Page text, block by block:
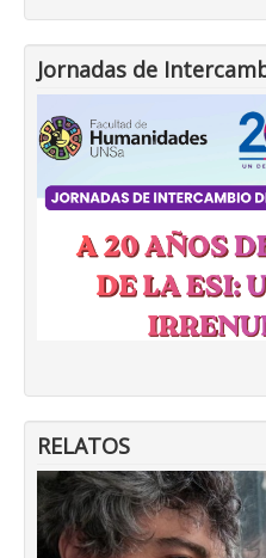
Jornadas de
RELATOS